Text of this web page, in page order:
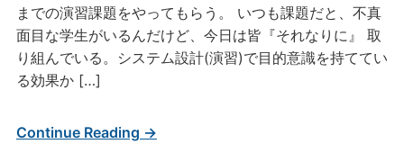
までの演習課題をやってもらう。 いつも課題だと、不真
面目な学生がいるんだけど、今日は皆『それなりに』 取
り組んでいる。システム設計(演習)で目的意識を持ててい
る効果か […]
Continue Reading →